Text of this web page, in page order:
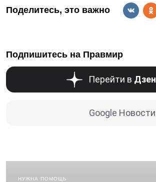
Поделитесь, это важно
Подпишитесь на Правмир
Перейти в Дзен
Google Новости
НУЖНА ПОМОЩЬ